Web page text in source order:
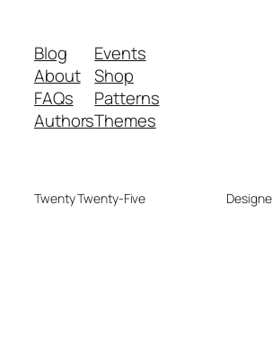
Blog
About
FAQs
Authors
Events
Shop
Patterns
Themes
Twenty Twenty-Five